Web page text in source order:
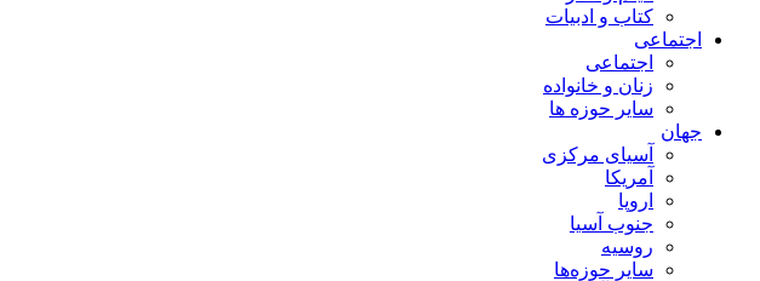
کتاب و ادبیات
اجتماعی
اجتماعی
زنان و خانواده
سایر حوزه ها
جهان
آسیای مرکزی
آمریکا
اروپا
جنوب آسیا
روسیه
سایر حوزه‌ها